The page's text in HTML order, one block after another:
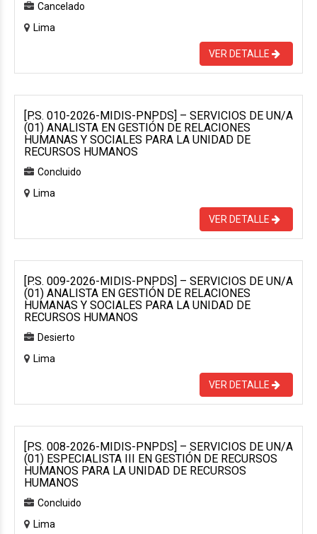
Cancelado
Lima
VER DETALLE
[P.S. 010-2026-MIDIS-PNPDS] – SERVICIOS DE UN/A
(01) ANALISTA EN GESTIÓN DE RELACIONES
HUMANAS Y SOCIALES PARA LA UNIDAD DE
RECURSOS HUMANOS
Concluido
Lima
VER DETALLE
[P.S. 009-2026-MIDIS-PNPDS] – SERVICIOS DE UN/A
(01) ANALISTA EN GESTIÓN DE RELACIONES
HUMANAS Y SOCIALES PARA LA UNIDAD DE
RECURSOS HUMANOS
Desierto
Lima
VER DETALLE
[P.S. 008-2026-MIDIS-PNPDS] – SERVICIOS DE UN/A
(01) ESPECIALISTA III EN GESTIÓN DE RECURSOS
HUMANOS PARA LA UNIDAD DE RECURSOS
HUMANOS
Concluido
Lima